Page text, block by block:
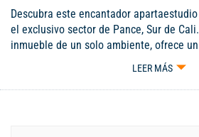
Descubra este encantador
el exclusivo sector de Pance, Sur de
inmueble de un solo ambiente, ofrece
maximiza el espacio, incluyendo una
de agua, garantizando su confort todo
LEER MÁS